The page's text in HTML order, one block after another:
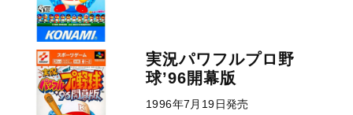
実況パワフルプロ野
球’96開幕版
1996年7月19日発売